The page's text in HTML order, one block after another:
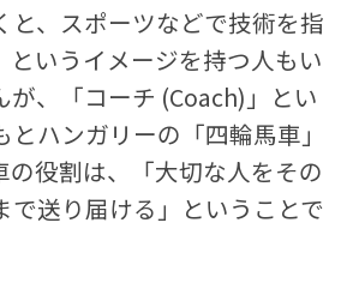
と、スポーツなどで技術を指
というイメージを持つ人もい
が、「コーチ (Coach)」とい
ハンガリーの「四輪馬車」
の役割は、「大切な人をその
で送り届ける」ということで